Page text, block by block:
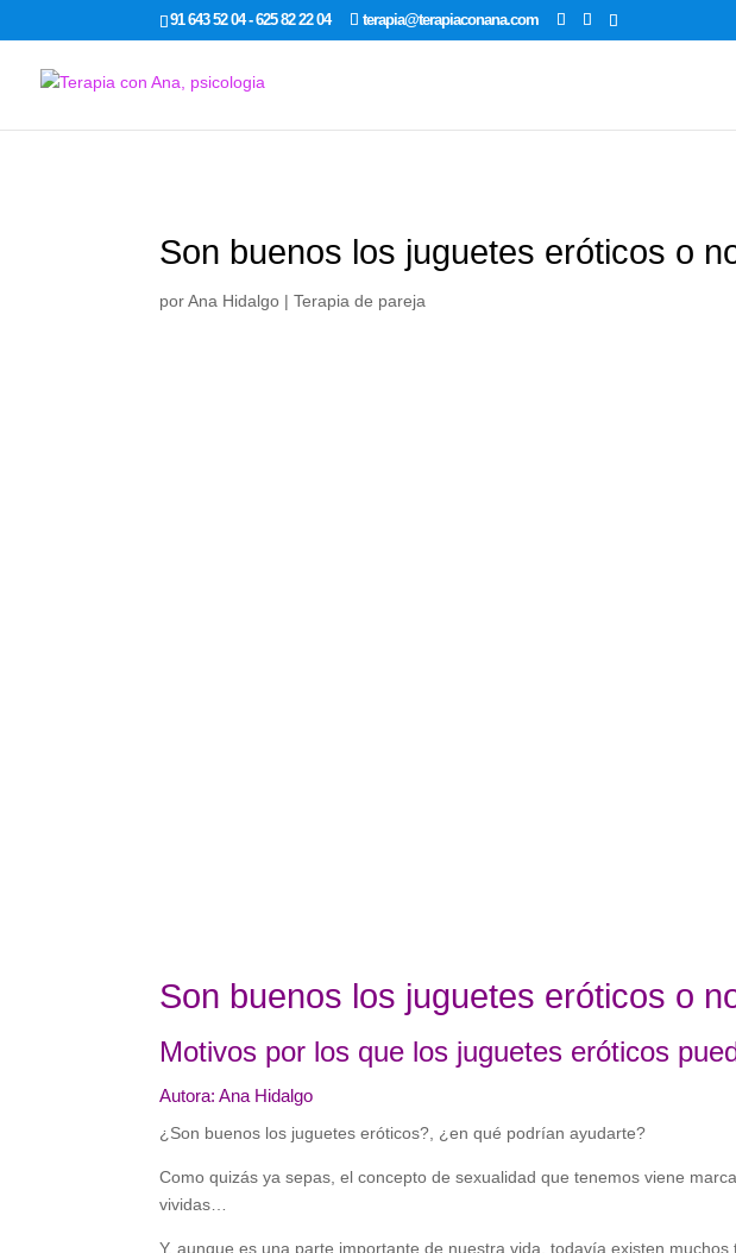
google-site-verification: google7dcda757e565a307.html
91 643 52 04 - 625 82 22 04 terapia@terapiaconana.com
Son buenos los juguetes eróticos o
porAna Hidalgo |Terapia de pareja
Son buenos los juguetes eróticos o
Motivos por los que los juguetes eróticos
Autora: Ana Hidalgo
¿Son buenos los juguetes eróticos?, ¿en qué podrían ayudarte?
Como quizás ya sepas, el concepto de sexualidad que tenemos viene
vividas…
Y, aunque es una parte importante de nuestra vida, todavía existen muchos